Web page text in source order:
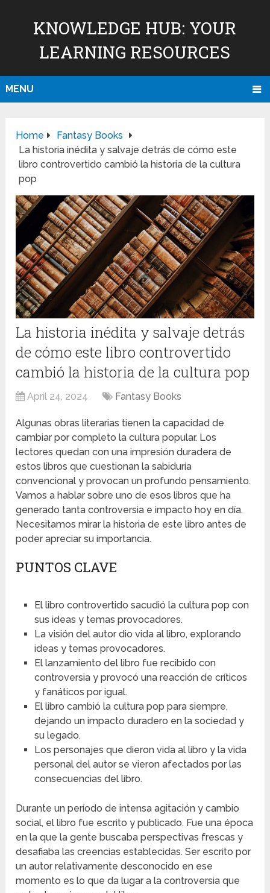
KNOWLEDGE HUB: YOUR
LEARNING RESOURCES
MENU
Home
Fantasy Books
La historia inédita y salvaje detrás de cómo este
libro controvertido cambió la historia de la cultura
pop
La historia inédita y salvaje detrás
de cómo este libro controvertido
cambió la historia de la cultura pop
April 24, 2024 Fantasy Books
Algunas obras literarias tienen la capacidad de
cambiar por completo la cultura popular. Los
lectores quedan con una impresión duradera de
estos libros que cuestionan la sabiduría
convencional y provocan un profundo pensamiento.
Vamos a hablar sobre uno de esos libros que ha
generado tanta controversia e impacto hoy en día.
Necesitamos mirar la historia de este libro antes de
poder apreciar su importancia.
PUNTOS CLAVE
El libro controvertido sacudió la cultura pop con
sus ideas y temas provocadores.
La visión del autor dio vida al libro, explorando
ideas y temas provocadores.
El lanzamiento del libro fue recibido con
controversia y provocó una reacción de críticos
y fanáticos por igual.
El libro cambió la cultura pop para siempre,
dejando un impacto duradero en la sociedad y
su legado.
Los personajes que dieron vida al libro y la vida
personal del autor se vieron afectados por las
consecuencias del libro.
Durante un período de intensa agitación y cambio
social, el libro fue escrito y publicado. Fue una época
en la que la gente buscaba perspectivas frescas y
desafiaba las creencias establecidas. Ser escrito por
un autor relativamente desconocido en ese
momento es lo que da lugar a la controversia que